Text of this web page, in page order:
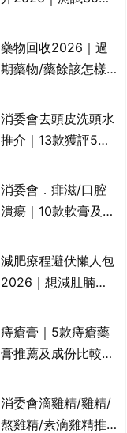
滲墊防漏表現/回滲/
化學物質檢測等｜5
藥物回收2026｜過
期藥物/藥餘該怎樣
地點一覽｜屈臣氏、
萬寧、首衛、綠領行
消委會去頭皮洗頭水
推介｜13款獲評5星
KLORANE、沙宣、
呂、LUX等上榜｜4
消委會．痱滋/口腔
潰瘍｜10款軟膏及啫
屬處方藥物？有哪些
受關注成分？｜必知
減肥療程避伏懶人包
2026｜想減肚腩但
VS不良黑店5大手法
對比｜SLIMTONE減
痔瘡膏｜5款痔瘡藥
膏推薦及成份比較
有效紓緩痔瘡疼痛痕
癢｜附痔瘡成因及病
消委會滴雞精/雞精/
熬雞精/素滴雞精推